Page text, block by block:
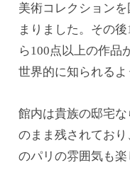
美術コレクション
まりました。その
ら100点以上の作品
世界的に知られるよ
館内は貴族の邸宅
のまま残されてお
のパリの雰囲気も楽